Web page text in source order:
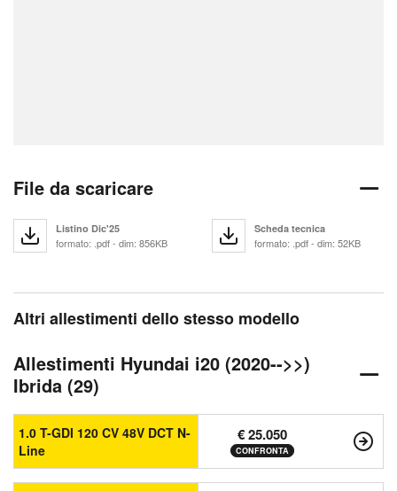
File da scaricare
Listino Dic'25
formato: .pdf - dim: 856KB
Scheda tecnica
formato: .pdf - dim: 52KB
Altri allestimenti dello stesso modello
Allestimenti Hyundai i20 (2020-->>)
Ibrida (29)
1.0 T-GDI 120 CV 48V DCT N-
Line
€ 25.050
CONFRONTA